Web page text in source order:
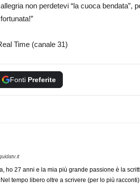
non perdetevi “la cuoca bendata”,
Time (canale 31)
Fonti Preferite
ho 27 anni e la mia più grande passione è la
tempo libero oltre a scrivere (per lo più